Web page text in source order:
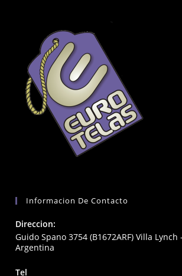
Informacion De Contacto
Direccion:
Guido Spano 3754 (B1672ARF) Villa Lynch
Argentina
Tel